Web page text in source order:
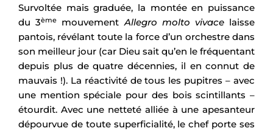
Survoltée mais graduée, la montée en puissance
du 3ème mouvementAllegro molto vivacelaisse
pantois, révélant toute la force d’un orchestre dans
son meilleur jour (car Dieu sait qu’en le fréquentant
depuis plus de quatre décennies, il en connut de
mauvais !). La réactivité de tous les pupitres – avec
une mention spéciale pour des bois scintillants –
étourdit. Avec une netteté alliée à une apesanteur
dépourvue de toute superficialité, le chef porte ses